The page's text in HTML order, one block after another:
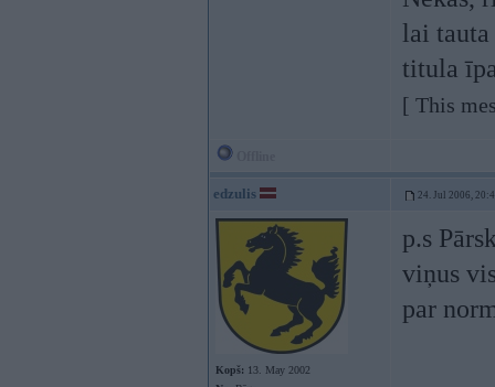
lai tauta
titula
[ This
edzulis 24. Jul 2006,
Kopš: 13. May 2002
p.s
viņus
par